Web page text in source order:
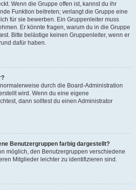
Wenn die Gruppe offen ist, kannst du ihr
Funktion beitreten; verlangt die Gruppe eine
für sie bewerben. Ein Gruppenleiter muss
Er könnte fragen, warum du in die Gruppe
Bitte belästige keinen Gruppenleiter, wenn er
dafür haben.
durch die Board-Administration
wird. Wenn du eine eigene
dann solltest du einen Administrator
Benutzergruppen farbig dargestellt?
möglich, den Benutzergruppen verschiedene
Mitglieder leichter zu identifizieren sind.